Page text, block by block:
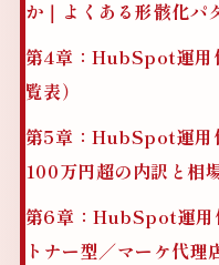
か｜よくある形骸化パ
第4章：HubSpot運用
覧表）
第5章：HubSpot運用
100万円超の内訳と相
第6章：HubSpot運用
トナー型／マーケ代理